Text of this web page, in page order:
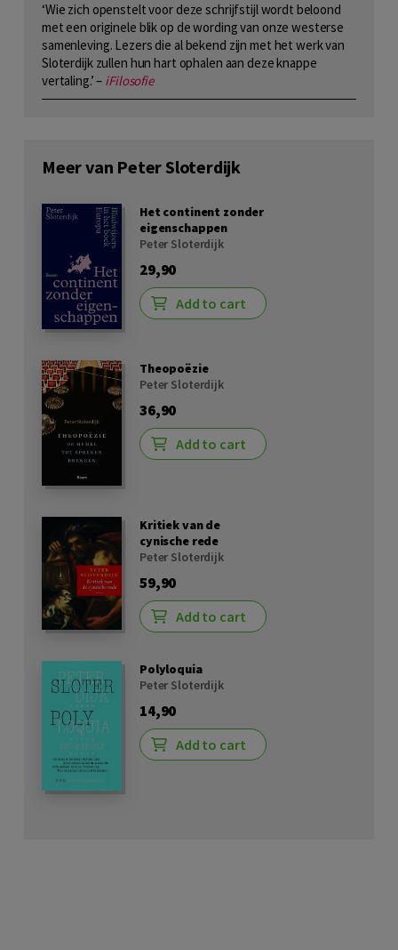
‘Wie zich openstelt voor deze schrijfstijl wordt beloond
met een originele blik op de wording van onze westerse
samenleving. Lezers die al bekend zijn met het werk van
Sloterdijk zullen hun hart ophalen aan deze knappe
vertaling.’ – iFilosofie
Meer van Peter Sloterdijk
Het continent zonder
eigenschappen
Peter Sloterdijk
29,90
Add to cart
Theopoëzie
Peter Sloterdijk
36,90
Add to cart
Kritiek van de
cynische rede
Peter Sloterdijk
59,90
Add to cart
Polyloquia
Peter Sloterdijk
14,90
Add to cart